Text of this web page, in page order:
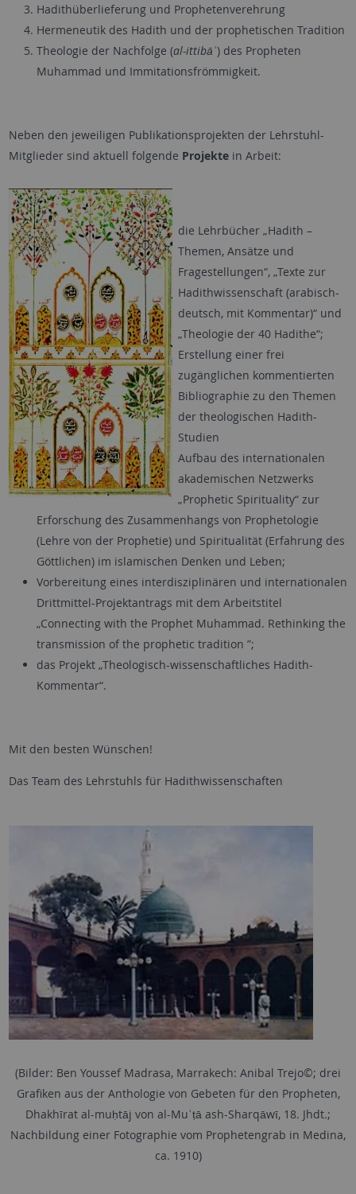
Hadithüberlieferung und Prophetenverehrung
Hermeneutik des Hadith und der prophetischen Tradition
Theologie der Nachfolge (al-ittibāʿ) des Propheten
Muhammad und Immitationsfrömmigkeit.
Neben den jeweiligen Publikationsprojekten der Lehrstuhl-
Mitglieder sind aktuell folgende Projektein Arbeit:
die Lehrbücher „Hadith –
Themen, Ansätze und
Fragestellungen“, „Texte zur
Hadithwissenschaft (arabisch-
deutsch, mit Kommentar)“ und
„Theologie der 40 Hadithe“;
Erstellung einer frei
zugänglichen kommentierten
Bibliographie zu den Themen
der theologischen Hadith-
Studien
Aufbau des internationalen
akademischen Netzwerks
„Prophetic Spirituality“ zur
Erforschung des Zusammenhangs von Prophetologie
(Lehre von der Prophetie) und Spiritualität (Erfahrung des
Göttlichen) im islamischen Denken und Leben;
Vorbereitung eines interdisziplinären und internationalen
Drittmittel-Projektantrags mit dem Arbeitstitel
„Connecting with the Prophet Muhammad. Rethinking the
transmission of the prophetic tradition ”;
das Projekt „Theologisch-wissenschaftliches Hadith-
Kommentar“.
Mit den besten Wünschen!
Das Team des Lehrstuhls für Hadithwissenschaften
(Bilder: Ben Youssef Madrasa, Marrakech: Anibal Trejo©; drei
Grafiken aus der Anthologie von Gebeten für den Propheten,
Dhakhīrat al-muḥtāj von al-Muʿṭā ash-Sharqāwī, 18. Jhdt.;
Nachbildung einer Fotographie vom Prophetengrab in Medina,
ca. 1910)